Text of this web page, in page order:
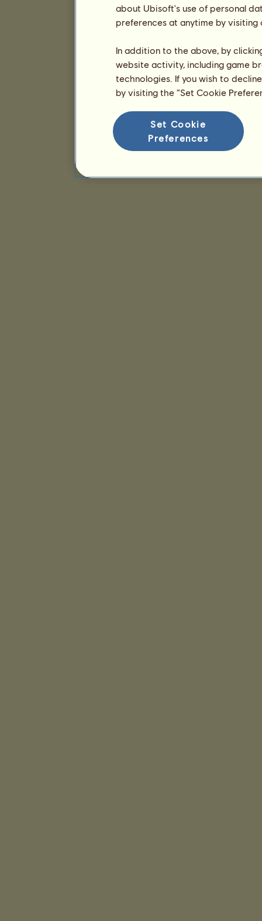
about Ubisoft's use of personal
preferences at anytime by
In addition to the above, by
website activity, including game
technologies. If you wish to
by visiting the “Set Cookie
Set Cookie
Preferences